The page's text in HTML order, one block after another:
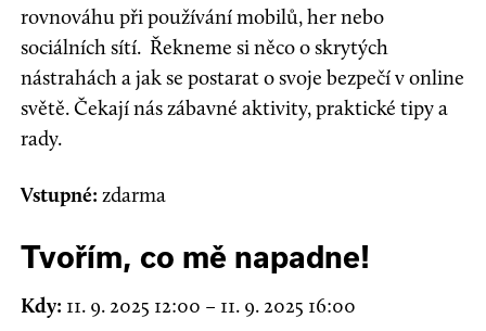
rovnováhu při používání mobilů, her nebo
sociálních sítí. Řekneme si něco o skrytých
nástrahách a jak se postarat o svoje bezpečí v online
světě. Čekají nás zábavné aktivity, praktické tipy a
rady.
Vstupné: zdarma
Tvořím, co mě napadne!
Kdy: 11. 9. 2025 12:00 – 11. 9. 2025 16:00